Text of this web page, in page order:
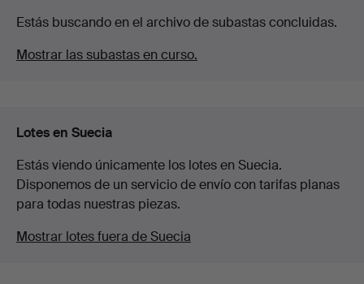
Estás buscando en el archivo de subastas concluidas.
Mostrar las subastas en curso.
Lotes en Suecia
Estás viendo únicamente los lotes en Suecia.
Disponemos de un servicio de envío con tarifas planas
para todas nuestras piezas.
Mostrar lotes fuera de Suecia